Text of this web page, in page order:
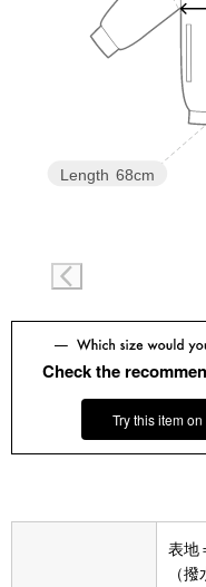
Miss Kyouko／ミスキョウ
Length 68cm
Check the
Try this item on
表地
（